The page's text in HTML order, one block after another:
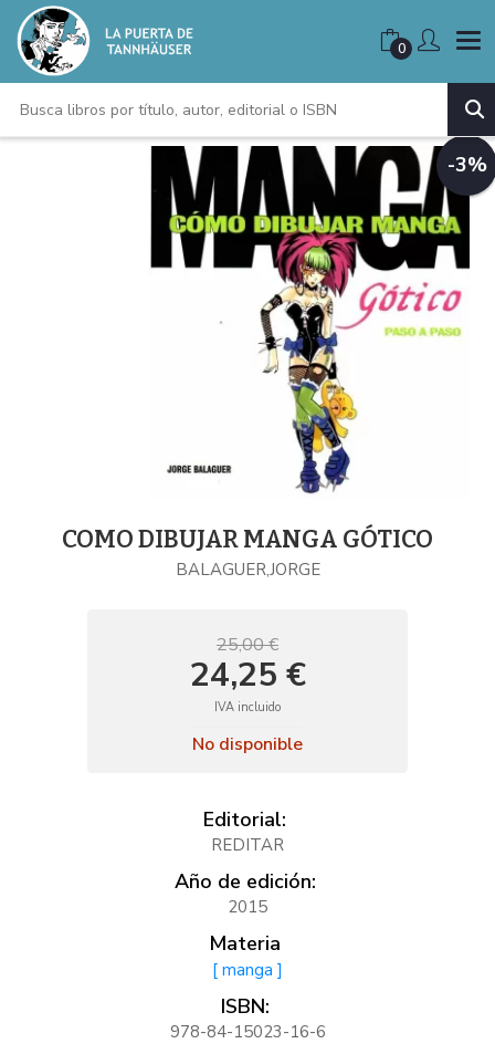
0
-3%
COMO DIBUJAR MANGA GÓTICO
BALAGUER,JORGE
25,00 €
24,25 €
IVA incluido
No disponible
Editorial:
REDITAR
Año de edición:
2015
Materia
[ manga ]
ISBN:
978-84-15023-16-6